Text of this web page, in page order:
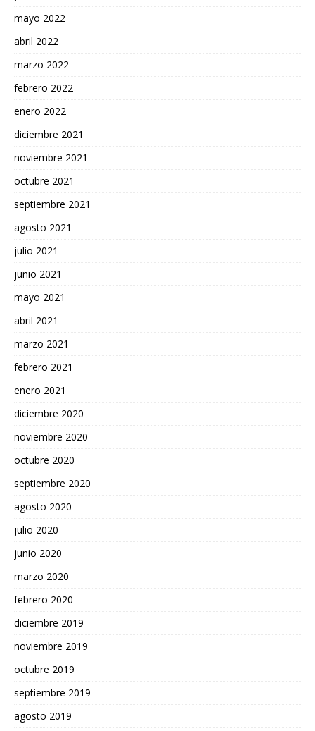
mayo 2022
abril 2022
marzo 2022
febrero 2022
enero 2022
diciembre 2021
noviembre 2021
octubre 2021
septiembre 2021
agosto 2021
julio 2021
junio 2021
mayo 2021
abril 2021
marzo 2021
febrero 2021
enero 2021
diciembre 2020
noviembre 2020
octubre 2020
septiembre 2020
agosto 2020
julio 2020
junio 2020
marzo 2020
febrero 2020
diciembre 2019
noviembre 2019
octubre 2019
septiembre 2019
agosto 2019